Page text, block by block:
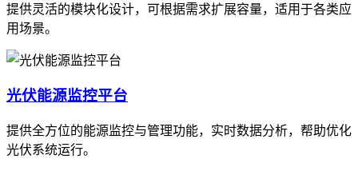
提供灵活的模块化设计，可根据需求扩展容量，适用于各类应
用场景。
光伏能源监控平台
提供全方位的能源监控与管理功能，实时数据分析，帮助优化
光伏系统运行。